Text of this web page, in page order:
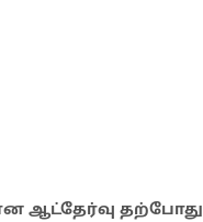
ஆட்தேர்வு தற்போது